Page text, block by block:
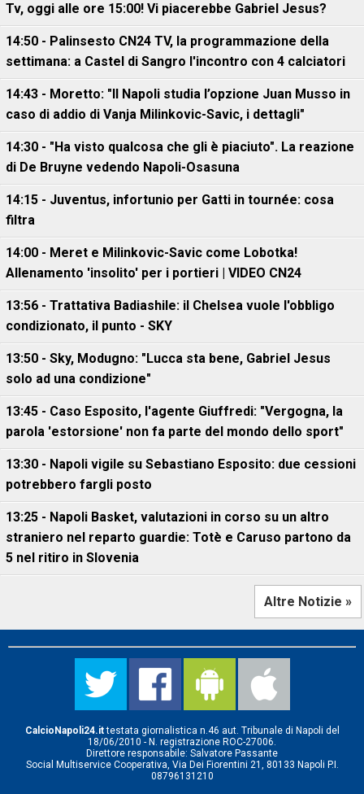
Tv, oggi alle ore 15:00! Vi piacerebbe Gabriel Jesus?
14:50 - Palinsesto CN24 TV, la programmazione della
settimana: a Castel di Sangro l'incontro con 4 calciatori
14:43 - Moretto: "Il Napoli studia l’opzione Juan Musso in
caso di addio di Vanja Milinkovic-Savic, i dettagli"
14:30 - "Ha visto qualcosa che gli è piaciuto". La reazione
di De Bruyne vedendo Napoli-Osasuna
14:15 - Juventus, infortunio per Gatti in tournée: cosa
filtra
14:00 - Meret e Milinkovic-Savic come Lobotka!
Allenamento 'insolito' per i portieri | VIDEO CN24
13:56 - Trattativa Badiashile: il Chelsea vuole l'obbligo
condizionato, il punto - SKY
13:50 - Sky, Modugno: "Lucca sta bene, Gabriel Jesus
solo ad una condizione"
13:45 - Caso Esposito, l'agente Giuffredi: "Vergogna, la
parola 'estorsione' non fa parte del mondo dello sport"
13:30 - Napoli vigile su Sebastiano Esposito: due cessioni
potrebbero fargli posto
13:25 - Napoli Basket, valutazioni in corso su un altro
straniero nel reparto guardie: Totè e Caruso partono da
5 nel ritiro in Slovenia
Altre Notizie »
CalcioNapoli24.ittestata giornalistica n.46 aut. Tribunale di Napoli del
18/06/2010 - N. registrazione ROC-27006.
Direttore responsabile: Salvatore Passante
Social Multiservice Cooperativa, Via Dei Fiorentini 21, 80133 Napoli P.I.
08796131210